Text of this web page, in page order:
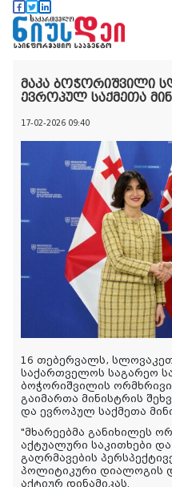
მაკა ბოჭორიშვილი
ევროპულ საქმეთა
17-02-2026 09:40
16 თებერვალს,
საქართველოს საგარეო
ბოჭორიშვილის
გაიმართა მინისტრის
და ევროპულ საქმეთა
"მხარეებმა განიხილეს
აქტუალური საკითხები
გაღრმავების
პოლიტიკური დიალოგის
აქტიურ დინამიკას.